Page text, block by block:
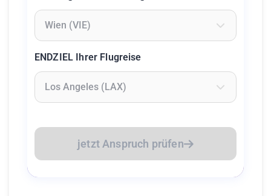
ENDZIEL Ihrer Flugreise
jetzt Anspruch prüfen